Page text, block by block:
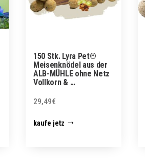
150 Stk. Lyra Pet®
Meisenknödel aus der
ALB-MÜHLE ohne Netz
Vollkorn & …
29,49€
kaufe jetz